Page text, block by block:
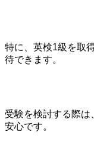
特に、英検1級を取
待できます。
受験を検討する際は
安心です。